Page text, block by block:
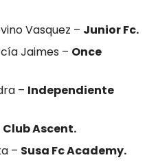
Vasquez – Junior Fc.
Jaimes – Once
– Independiente
Club Ascent.
– Susa Fc Academy.